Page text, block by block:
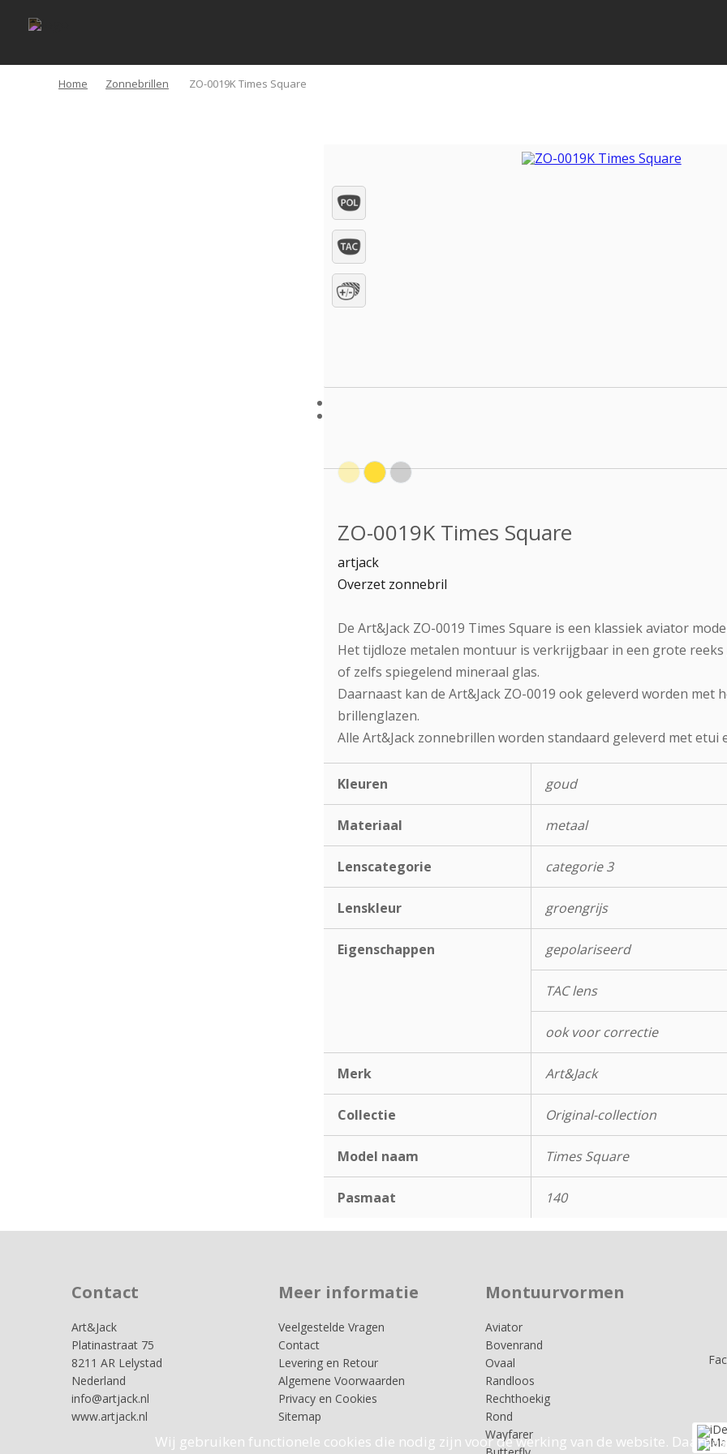
Wij gebruiken functionele cookies die nodig zijn voor de werking van de website.
Home Zonnebrillen ZO-0019K Times Square
ZO-0019K Times Square
artjack
Overzet zonnebril
De Art&Jack ZO-0019 Times Square is een klassiek aviator
Het tijdloze metalen montuur is verkrijgbaar in een grote
of zelfs spiegelend mineraal glas.
Daarnaast kan de Art&Jack ZO-0019 ook geleverd worden
brillenglazen.
Alle Art&Jack zonnebrillen worden standaard geleverd met etui
Kleuren goud
Materiaal metaal
Lenscategorie categorie 3
Lenskleur groengrijs
Eigenschappen gepolariseerd
TAC lens
ook voor correctie
Merk Art&Jack
Collectie Original-collection
Model naam Times Square
Pasmaat 140
Contact
Art&Jack
Platinastraat 75
8211 AR Lelystad
Nederland
info@artjack.nl
www.artjack.nl
Meer informatie
Veelgestelde Vragen
Contact
Levering en Retour
Algemene Voorwaarden
Privacy en Cookies
Sitemap
Montuurvormen
Aviator
Bovenrand
Ovaal
Randloos
Rechthoekig
Rond
Wayfarer